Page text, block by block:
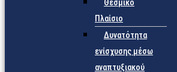
Θεσμικό
Πλαίσιο
Δυνατότητα
ενίσχυσης μέσω
αναπτυξιακού